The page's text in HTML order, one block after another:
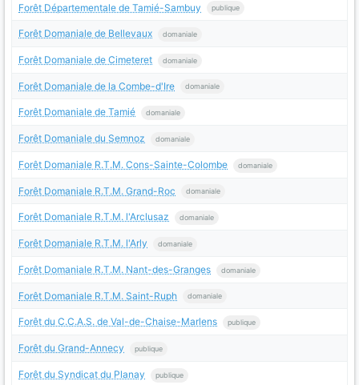
Forêt Départementale de Tamié-Sambuy publique
Forêt Domaniale de Bellevaux domaniale
Forêt Domaniale de Cimeteret domaniale
Forêt Domaniale de la Combe-d'Ire domaniale
Forêt Domaniale de Tamié domaniale
Forêt Domaniale du Semnoz domaniale
Forêt Domaniale R.T.M. Cons-Sainte-Colombe domaniale
Forêt Domaniale R.T.M. Grand-Roc domaniale
Forêt Domaniale R.T.M. l'Arclusaz domaniale
Forêt Domaniale R.T.M. l'Arly domaniale
Forêt Domaniale R.T.M. Nant-des-Granges domaniale
Forêt Domaniale R.T.M. Saint-Ruph domaniale
Forêt du C.C.A.S. de Val-de-Chaise-Marlens publique
Forêt du Grand-Annecy publique
Forêt du Syndicat du Planay publique